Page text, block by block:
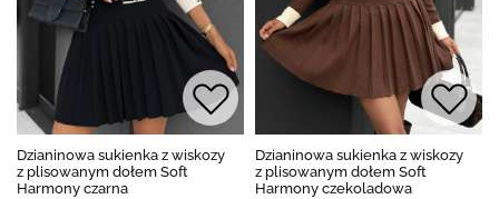
Dzianinowa sukienka z wiskozy
z plisowanym dołem Soft
Harmony czarna
Dzianinowa sukienka z wiskozy
z plisowanym dołem Soft
Harmony czekoladowa